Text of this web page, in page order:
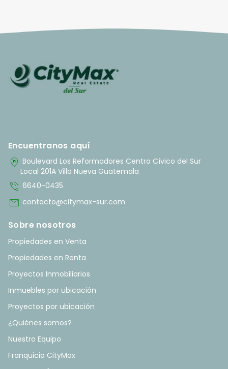
Encuentranos aquí
home_pin Boulevard Los Reformadores Centro Cívico del Sur
Local 201A Villa Nueva Guatemala
phone_in_talk 6640-0435
mail contacto@citymax-sur.com
Sobre nosotros
Propiedades en Venta
Propiedades en Renta
Proyectos Inmobiliarios
Inmuebles por ubicación
Proyectos por ubicación
¿Quiénes somos?
Nuestro Equipo
Franquicia CityMax